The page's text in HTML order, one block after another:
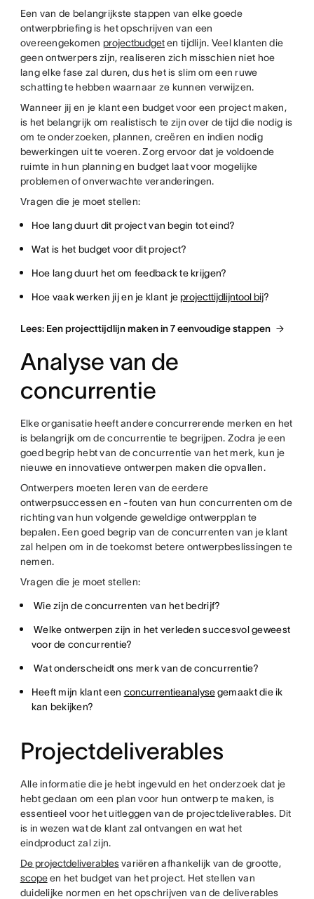
Een van de belangrijkste stappen van elke goede
ontwerpbriefing is het opschrijven van een
overeengekomen projectbudgeten tijdlijn. Veel klanten die
geen ontwerpers zijn, realiseren zich misschien niet hoe
lang elke fase zal duren, dus het is slim om een ruwe
schatting te hebben waarnaar ze kunnen verwijzen.
Wanneer jij en je klant een budget voor een project maken,
is het belangrijk om realistisch te zijn over de tijd die nodig is
om te onderzoeken, plannen, creëren en indien nodig
bewerkingen uit te voeren. Zorg ervoor dat je voldoende
ruimte in hun planning en budget laat voor mogelijke
problemen of onverwachte veranderingen.
Vragen die je moet stellen:
Hoe lang duurt dit project van begin tot eind?
Wat is het budget voor dit project?
Hoe lang duurt het om feedback te krijgen?
Hoe vaak werken jij en je klant jeprojecttijdlijntool bij?
Lees: Een projecttijdlijn maken in 7 eenvoudige stappen
Analyse van de
concurrentie
Elke organisatie heeft andere concurrerende merken en het
is belangrijk om de concurrentie te begrijpen. Zodra je een
goed begrip hebt van de concurrentie van het merk, kun je
nieuwe en innovatieve ontwerpen maken die opvallen.
Ontwerpers moeten leren van de eerdere
ontwerpsuccessen en -fouten van hun concurrenten om de
richting van hun volgende geweldige ontwerpplan te
bepalen. Een goed begrip van de concurrenten van je klant
zal helpen om in de toekomst betere ontwerpbeslissingen te
nemen.
Vragen die je moet stellen:
Wie zijn de concurrenten van het bedrijf?
Welke ontwerpen zijn in het verleden succesvol geweest
voor de concurrentie?
Wat onderscheidt ons merk van de concurrentie?
Heeft mijn klant een concurrentieanalysegemaakt die ik
kan bekijken?
Projectdeliverables
Alle informatie die je hebt ingevuld en het onderzoek dat je
hebt gedaan om een plan voor hun ontwerp te maken, is
essentieel voor het uitleggen van de projectdeliverables. Dit
is in wezen wat de klant zal ontvangen en wat het
eindproduct zal zijn.
De projectdeliverablesvariëren afhankelijk van de grootte,
scopeen het budget van het project. Het stellen van
duidelijke normen en het opschrijven van de deliverables